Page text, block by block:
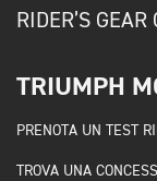
RIDER’S
TRIUMPH
PRENOTA UN TEST
TROVA UNA